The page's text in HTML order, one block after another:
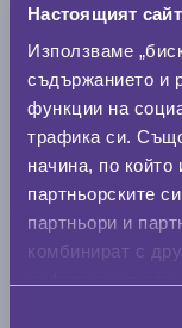
Настоящият
Използваме
съдържанието и
функции на
трафика си.
начина, по който
партньорските
партньори и
комбинират с
Модел